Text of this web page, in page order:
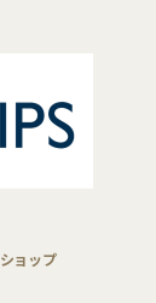
ショップ